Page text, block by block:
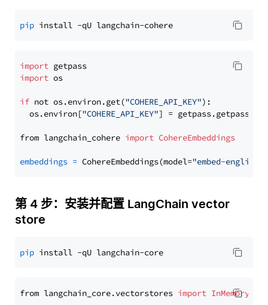
pip
import
import os
if not os.environ.get("COHERE_API_KEY"):
  os.environ[
"COHERE_API_KEY"] = getpass.getpass(
from langchain_cohere import CohereEmbeddings
embeddings = CohereEmbeddings(model="embed-
第 4 步：安装并配置 LangChain vector
store
pip
from langchain_core.vectorstores import